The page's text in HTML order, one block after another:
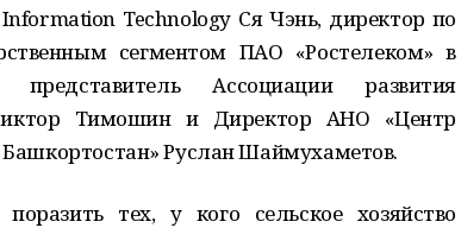
Technology Ся Чэнь, директор по
сегментом ПАО «Ростелеком» в
Ассоциации развития
Тимошин и Директор АНО «Центр
Руслан Шаймухаметов.
тех, у кого сельское хозяйство